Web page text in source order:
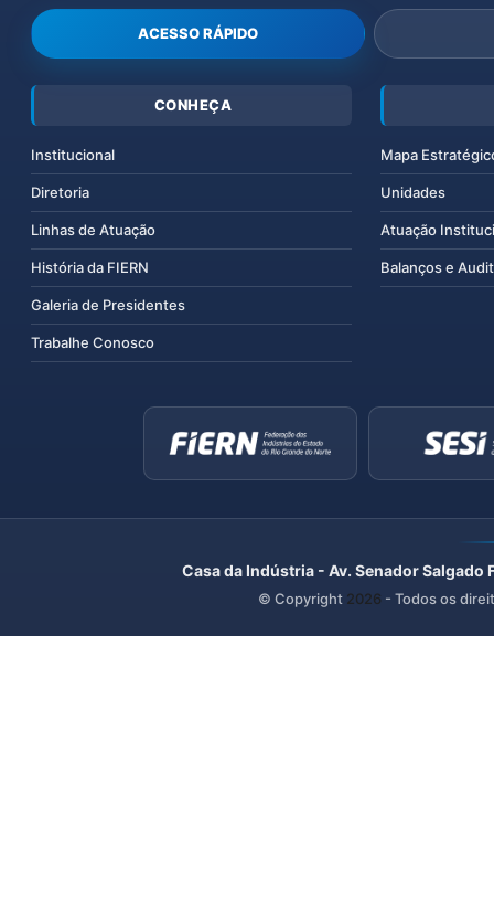
ACESSO RÁPIDO
CONHEÇA
Institucional
Diretoria
Linhas de Atuação
História da FIERN
Galeria de Presidentes
Trabalhe Conosco
Mapa
Unidades
Atuação
Balanços e
Casa da Indústria - Av. Senador
© Copyright 2026 - Todos os